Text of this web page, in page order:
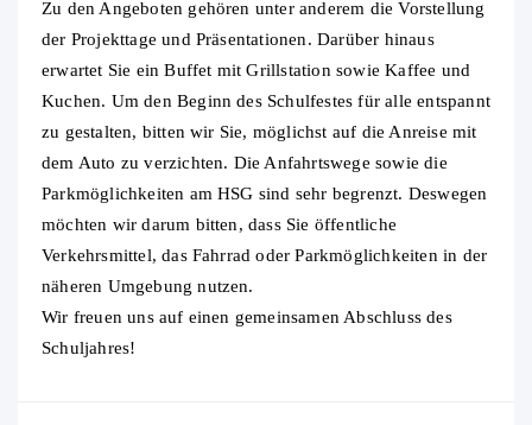
Zu den Angeboten gehören unter anderem die Vorstellung
der Projekttage und Präsentationen. Darüber hinaus
erwartet Sie ein Buffet mit Grillstation sowie Kaffee und
Kuchen. Um den Beginn des Schulfestes für alle entspannt
zu gestalten, bitten wir Sie, möglichst auf die Anreise mit
dem Auto zu verzichten. Die Anfahrtswege sowie die
Parkmöglichkeiten am HSG sind sehr begrenzt. Deswegen
möchten wir darum bitten, dass Sie öffentliche
Verkehrsmittel, das Fahrrad oder Parkmöglichkeiten in der
näheren Umgebung nutzen.
Wir freuen uns auf einen gemeinsamen Abschluss des
Schuljahres!